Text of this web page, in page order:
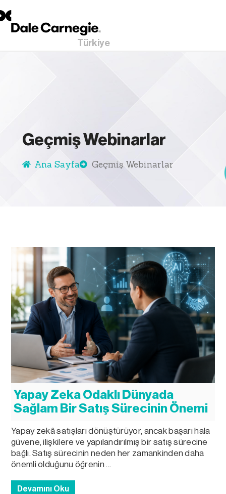
Türkiye
Geçmiş Webinarlar
Ana Sayfa Geçmiş Webinarlar
Yapay Zeka Odaklı Dünyada
Sağlam Bir Satış Sürecinin Önemi
Yapay zekâ satışları dönüştürüyor, ancak başarı hala
güvene, ilişkilere ve yapılandırılmış bir satış sürecine
bağlı. Satış sürecinin neden her zamankinden daha
önemli olduğunu öğrenin ...
Devamını Oku